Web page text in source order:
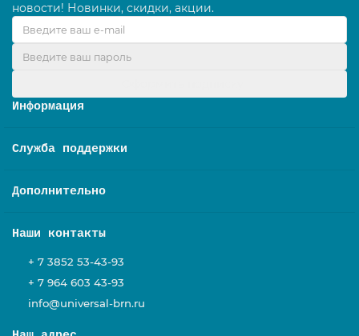
новости! Новинки, скидки, акции.
Информация
Служба поддержки
Дополнительно
Наши контакты
+ 7 3852 53-43-93
+ 7 964 603 43-93
info@universal-brn.ru